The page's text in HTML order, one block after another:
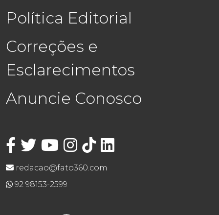
Política Editorial
Correções e
Esclarecimentos
Anuncie Conosco
redacao@fato360.com
92 98153-2599